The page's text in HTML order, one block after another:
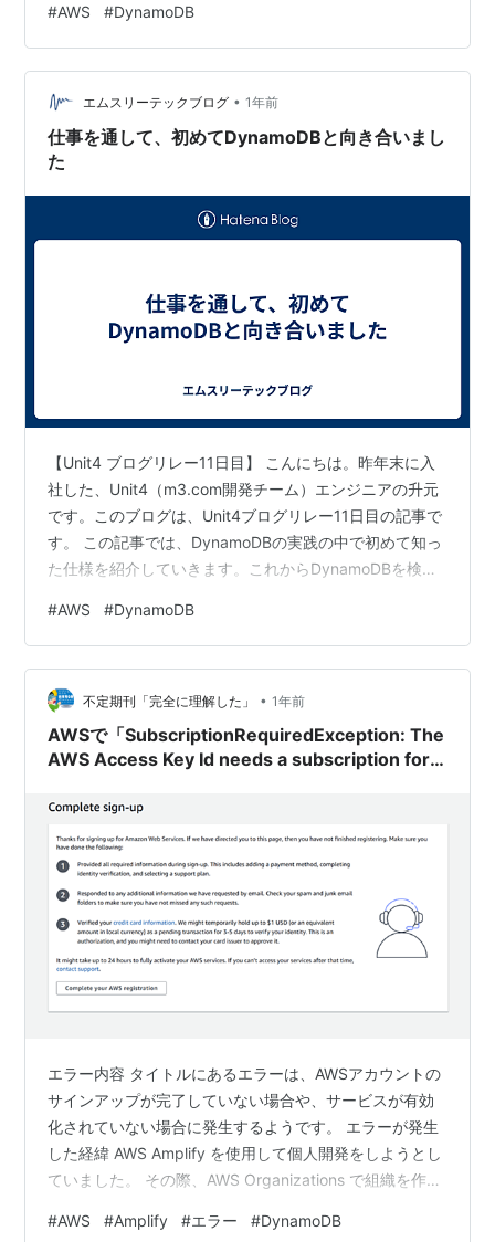
ーバルセカンダリインデックス（以下「GSI」と記載）に
おいてプライマリキー（値を一意に特定出来るキー*1）
として設定できるのは、以下のパターンのみで、パーテ
ィションキーやソートキーは1つしか設定できませんでし
た。 パーティションキ…
#AWS #DynamoDB
エムスリーテックブログ • 1年前
仕事を通して、初めてDynamoDBと向き合いまし
た
【Unit4 ブログリレー11日目】 こんにちは。昨年末に入
社した、Unit4（m3.com開発チーム）エンジニアの升元
です。このブログは、Unit4ブログリレー11日目の記事で
す。 この記事では、DynamoDBの実践の中で初めて知っ
た仕様を紹介していきます。これからDynamoDBを検討
ビスと、そこにDynamoDBが使われている理由 対象を管
理するテーブルを追加しようとした 知見1: 1トランザク
ションの上限は100アクション 知見2: パーティションキ
ーだけを指定して削除できない 1行ですべての対象情報を
持とうとした 知見3: セッ…
#AWS #DynamoDB
不定期刊「完全に理解した」 • 1年前
AWSで「SubscriptionRequiredException: The
AWS Access Key Id needs a subscription for
エラー内容 タイトルにあるエラーは、AWSアカウントの
サインアップが完了していない場合や、サービスが有効
化されていない場合に発生するようです。 エラーが発生
した経緯 AWS Amplify を使用して個人開発をしようとし
ていました。 その際、AWS Organizations で組織を作っ
Center でグループ / ユーザーを払い出すという構成にし
#AWS #Amplify #エラー #DynamoDB